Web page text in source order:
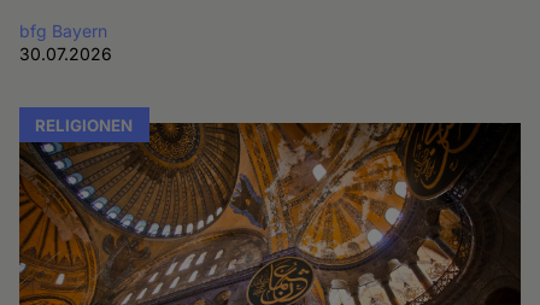
bfg Bayern
30.07.2026
RELIGIONEN